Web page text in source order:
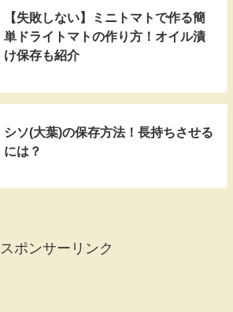
【失敗しない】ミニトマトで作る簡
単ドライトマトの作り方！オイル漬
け保存も紹介
シソ(大葉)の保存方法！長持ちさせる
には？
スポンサーリンク